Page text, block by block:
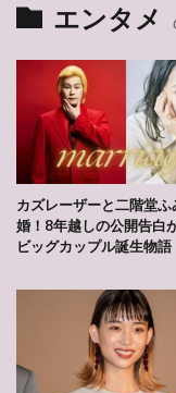
エンタメ
カズレーザーと二階堂ふ
婚！8年越しの公開告白
ビッグカップル誕生物語